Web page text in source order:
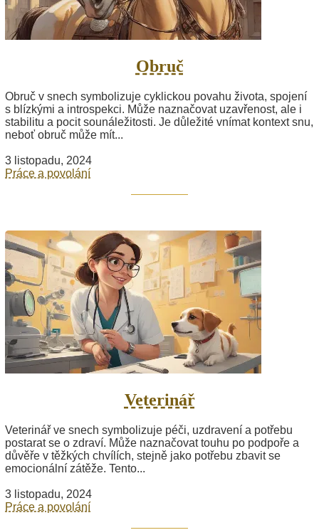
Obruč
Obruč v snech symbolizuje cyklickou povahu života, spojení
s blízkými a introspekci. Může naznačovat uzavřenost, ale i
stabilitu a pocit sounáležitosti. Je důležité vnímat kontext snu,
neboť obruč může mít...
3 listopadu, 2024
Práce a povolání
Veterinář
Veterinář ve snech symbolizuje péči, uzdravení a potřebu
postarat se o zdraví. Může naznačovat touhu po podpoře a
důvěře v těžkých chvílích, stejně jako potřebu zbavit se
emocionální zátěže. Tento...
3 listopadu, 2024
Práce a povolání